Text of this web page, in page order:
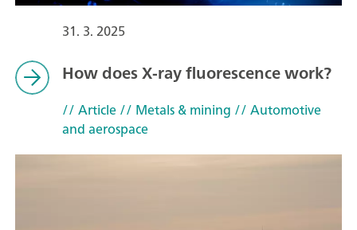
31. 3. 2025
How does X-ray fluorescence work?
// Article// Metals & mining // Automotive
and aerospace